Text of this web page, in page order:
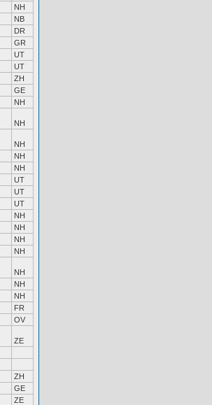
NH
NB
DR
GR
UT
UT
ZH
GE
NH
NH
NH
NH
NH
UT
UT
UT
NH
NH
NH
NH
NH
NH
NH
FR
OV
ZE
ZH
GE
ZE